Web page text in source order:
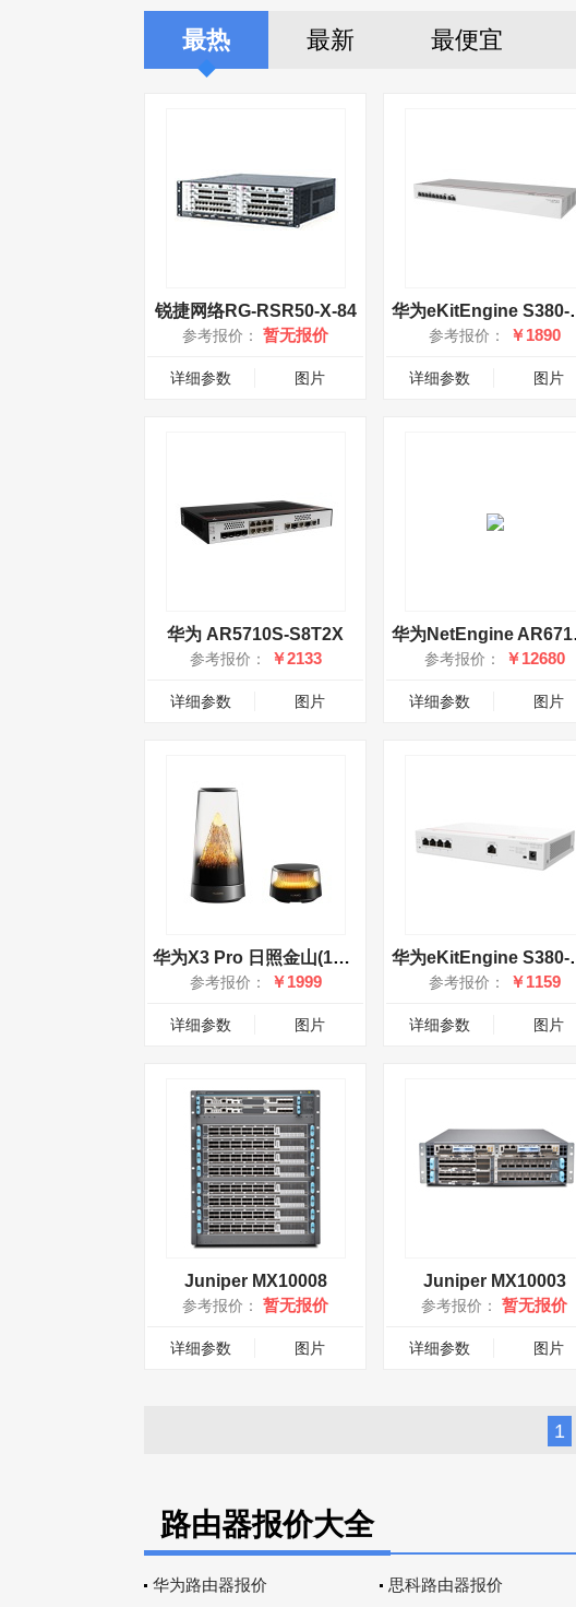
最热 最新 最便宜
锐捷网络RG-RSR50-X-84
参考报价： 暂无报价
详细参数 图片
华为
参考报价： ￥1890
详细参数 图片
华为 AR5710S-S8T2X
参考报价： ￥2133
详细参数 图片
华
参考报价： ￥12680
详细参数 图片
华为X3 Pro 日照金山(1母1子套装)
参考报价： ￥1999
详细参数 图片
华为
参考报价： ￥1159
详细参数 图片
Juniper MX10008
参考报价： 暂无报价
详细参数 图片
Juniper MX10003
参考报价： 暂无报价
详细参数 图片
1
路由器报价大全
华为路由器报价 思科路由器报价